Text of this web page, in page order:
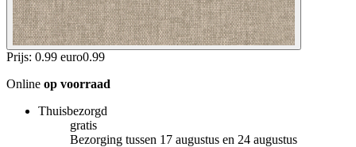
Prijs: 0.99 euro0.99
Online op voorraad
Thuisbezorgd
gratis
Bezorging tussen 17 augustus en 24 augustus